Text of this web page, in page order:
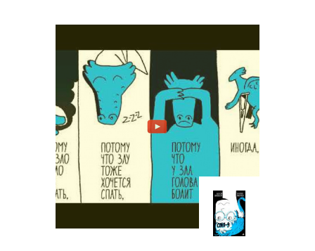
библиотеке.
Что из этого получится, судить вам.